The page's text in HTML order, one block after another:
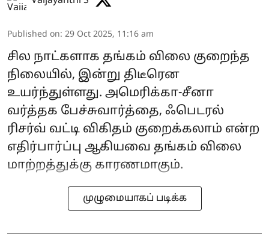
Published on: 29 Oct 2025, 11:16 am
சில நாட்களாக தங்கம் விலை குறைந்த
நிலையில், இன்று திடீரென
உயர்ந்துள்ளது. அமெரிக்கா-சீனா
வர்த்தக பேச்சுவார்த்தை, ஃபெடரல்
ரிசர்வ் வட்டி விகிதம் குறைக்கலாம் என்ற
எதிர்பார்ப்பு ஆகியவை தங்கம் விலை
மாற்றத்துக்கு காரணமாகும்.
முழுமையாகப் படிக்க